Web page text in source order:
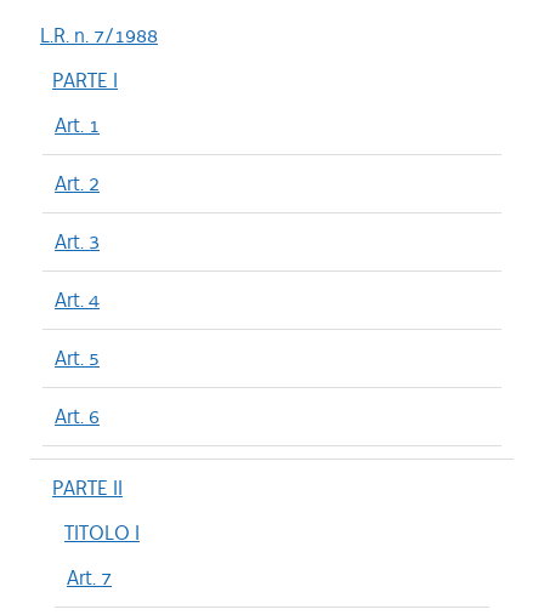
L.R. n. 7/1988
PARTE I
Art. 1
Art. 2
Art. 3
Art. 4
Art. 5
Art. 6
PARTE II
TITOLO I
Art. 7